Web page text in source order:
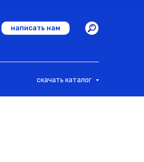
написать нам
скачать каталог